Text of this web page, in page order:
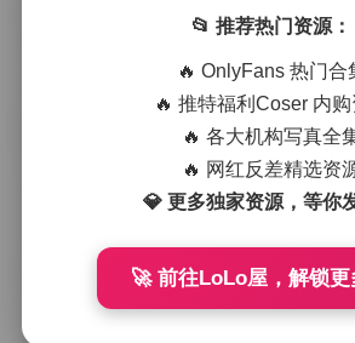
自信，那种不刻意却又很有存在感的
想要呈现的“海风少女”主题。服装上
雪纺衫的袖口带有细小的蕾丝拼接，
烁，白色短裤的做旧处理则让整体看
白，增加了一点生活化的质感。
除了人像，我还特别安排了一些环境
在潮湿的沙土上留下浅浅的脚印，或
到耳后时，发丝与海面的光泽相互呼
不是主要焦点，却能让整套作品在视
整套素材共计232张静态图片和275段
2.9GB。图片方面，我尽量保持了
📂 推荐热门资源：
🔥 OnlyFans 热门合
🔥 推特福利Coser 内
🔥 各大机构写真全
🔥 网红反差精选资
💎 更多独家资源，等你
🚀 前往LoLo屋，解锁更